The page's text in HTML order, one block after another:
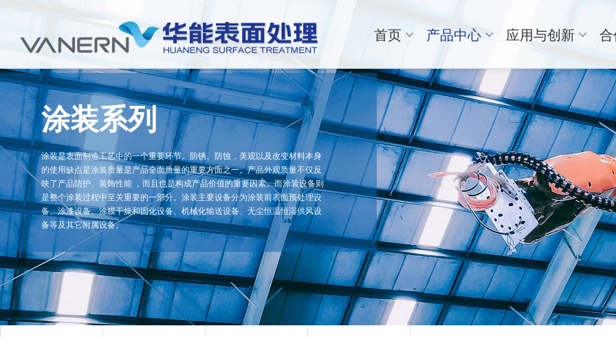
应用与创新
产品中心
首页
涂装系列
涂装是表面制造工艺中的一个重要环节。防锈、防蚀，美观以及改变材料本身
的使用缺点是涂装质量是产品全面质量的重要方面之一。产品外观质量不仅反
映了产品防护、装饰性能 ，而且也是构成产品价值的重要因素。而涂装设备则
是整个涂装过程中至关重要的一部分。涂装主要设备分为涂装前表面预处理设
备、涂漆设备、涂膜干燥和固化设备、机械化输送设备、无尘恒温恒湿供风设
备等及其它附属设备。